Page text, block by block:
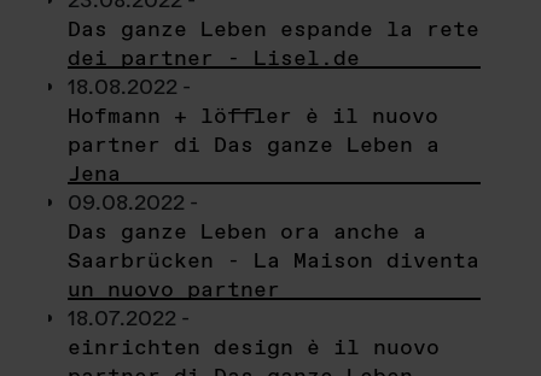
Das ganze Leben espande la rete
dei partner - Lisel.de
18.08.2022 -
Hofmann + löffler è il nuovo
partner di Das ganze Leben a
Jena
09.08.2022 -
Das ganze Leben ora anche a
Saarbrücken - La Maison diventa
un nuovo partner
18.07.2022 -
einrichten design è il nuovo